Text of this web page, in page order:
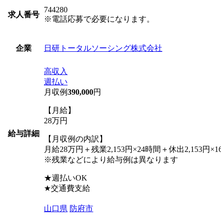
求人番号
744280
※電話応募で必要になります。
企業 日研トータルソーシング株式会社
給与詳細
高収入
週払い
月収例390,000円
【月給】
28万円
【月収例の内訳】
月給28万円＋残業2,153円×24時間＋休出2,153円
※残業などにより給与例は異なります
★週払いOK
★交通費支給
山口県 防府市